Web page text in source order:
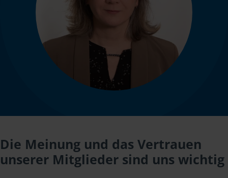
Die Meinung und das Vertrauen
unserer Mitglieder sind uns wichtig